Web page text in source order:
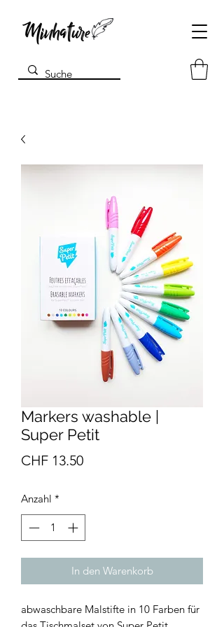
Markers washable |
Super Petit
CHF 13.50Preis
Anzahl *
In den Warenkorb
abwaschbare Malstifte in 10 Farben für